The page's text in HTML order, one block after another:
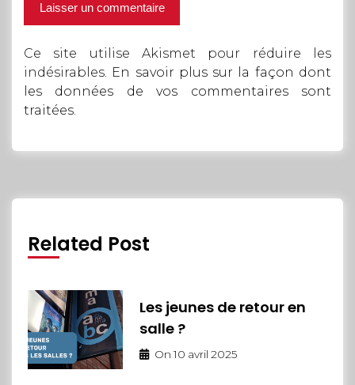
Ce site utilise Akismet pour réduire les
indésirables. En savoir plus sur la façon dont
les données de vos commentaires sont
traitées.
Related Post
Les jeunes de retour en
salle ?
On10 avril 2025